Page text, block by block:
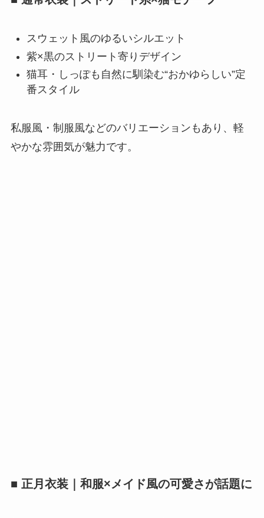
スウェット風のゆるいシルエット
紫×黒のストリート寄りデザイン
猫耳・しっぽも自然に馴染む“おかゆらしい”定
番スタイル
私服風・制服風などのバリエーションもあり、軽
やかな雰囲気が魅力です。
■ 正月衣装｜和服×メイド風の可愛さが話題に